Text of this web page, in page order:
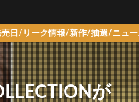
新作/抽選/ニュース情報を毎日更
が